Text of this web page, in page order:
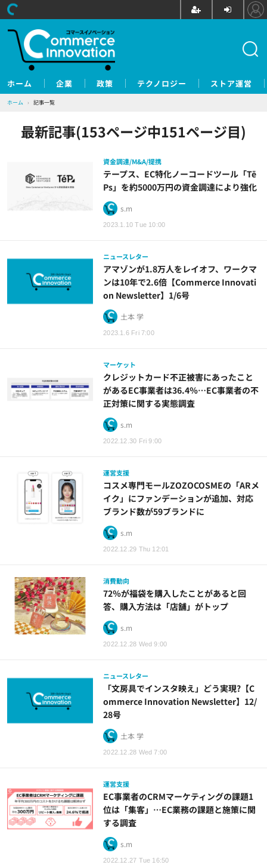
ホーム 企業 政策 テクノロジー ストア運営
ホーム › 記事一覧
最新記事(153ページ中151ページ目)
資金調達/M&A/提携
2023.1.10 Tue 10:00
テープス、EC特化ノーコードツール「Tē
Ps」を約5000万円の資金調達により強化
s.m
ニュースレター
2023.1.6 Fri 7:00
アマゾンが1.8万人をレイオフ、ワークマ
ンは10年で2.6倍【Commerce Innovati
on Newsletter】1/6号
土本 学
マーケット
2022.12.30 Fri 9:00
クレジットカード不正被害にあったこと
があるEC事業者は36.4％…EC事業者の不
正対策に関する実態調査
s.m
運営支援
2022.12.29 Thu 12:01
コスメ専門モールZOZOCOSMEの「ARメ
イク」にファンデーションが追加、対応
ブランド数が59ブランドに
s.m
消費動向
2022.12.28 Wed 9:00
72％が福袋を購入したことがあると回
答、購入方法は「店舗」がトップ
s.m
ニュースレター
2022.12.28 Wed 7:00
「文房具でインスタ映え」どう実現?【C
ommerce Innovation Newsletter】12/
28号
土本 学
運営支援
2022.12.27 Tue 16:50
EC事業者のCRMマーケティングの課題1
位は「集客」…EC業務の課題と施策に関
する調査
s.m